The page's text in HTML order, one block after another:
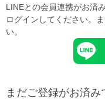
LINEとの会員連携がお済
ログインしてください。ま
い。
まだご登録がお済み